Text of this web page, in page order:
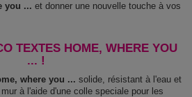
you ... et donner une nouvelle touche à vos
TEXTES HOME, WHERE YOU
... !
where you ... solide, résistant à l'eau et
à l'aide d'une colle speciale pour les